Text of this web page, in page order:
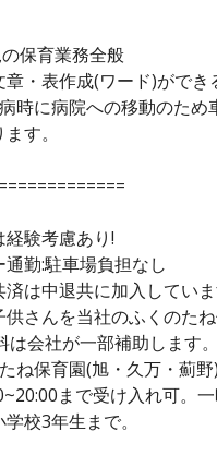
の保育業務全般
章・表作成(ワード)ができ
時に病院への移動のため
す。
経験考慮あり!
通勤:駐車場負担なし
済は中退共に加入してい
供さんを当社のふくのた
は会社が一部補助します。
ね保育園(旭・久万・薊
まで受け入れ可。一
校3年生まで。